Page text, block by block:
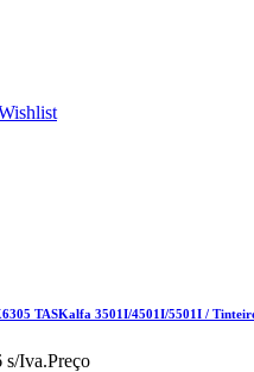
TASKalfa 3501I/4501I/5501I /
s/Iva.Preço